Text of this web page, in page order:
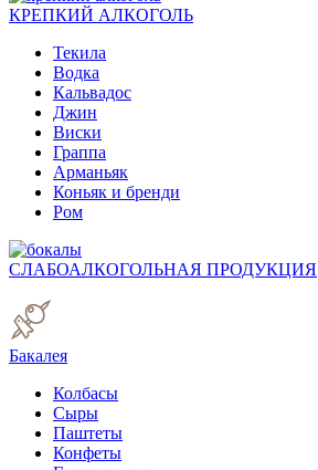
КРЕПКИЙ АЛКОГОЛЬ
Текила
Водка
Кальвадос
Джин
Виски
Граппа
Арманьяк
Коньяк и бренди
Ром
СЛАБОАЛКОГОЛЬНАЯ ПРОДУКЦИЯ
Бакалея
Колбасы
Сыры
Паштеты
Конфеты